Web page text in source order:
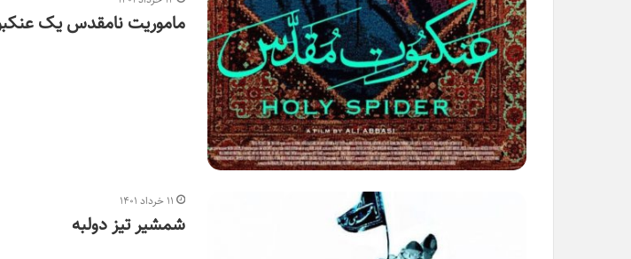
ماموریت نامقدس یک
۱۱ خرداد ۱۴۰۱
شمشیر تیز دولبه